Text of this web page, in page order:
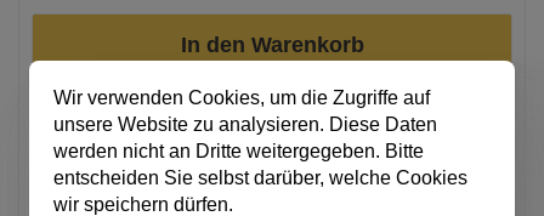
In den Warenkorb
Alle Preise inkl. MwSt.
Verfügbar
Wir verwenden Cookies, um die Zugriffe auf
unsere Website zu analysieren. Diese Daten
werden nicht an Dritte weitergegeben. Bitte
entscheiden Sie selbst darüber, welche Cookies
wir speichern dürfen.